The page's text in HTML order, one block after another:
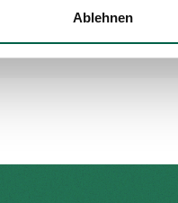
Ablehnen